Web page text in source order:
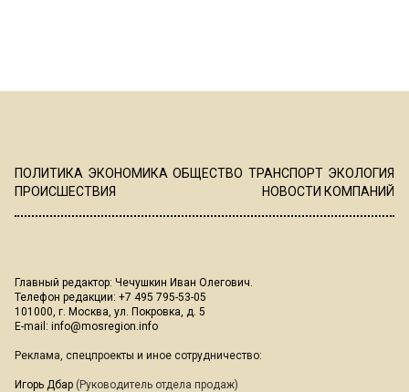
ПОЛИТИКА ЭКОНОМИКА ОБЩЕСТВО ТРАНСПОРТ ЭКОЛОГИЯ
ПРОИСШЕСТВИЯ
НОВОСТИ КОМПАНИЙ
Главный редактор: Чечушкин Иван Олегович.
Телефон редакции: +7 495 795-53-05
101000, г. Москва, ул. Покровка, д. 5
E-mail: info@mosregion.info
Реклама, спецпроекты и иное сотрудничество:
Игорь Дбар (Руководитель отдела продаж)